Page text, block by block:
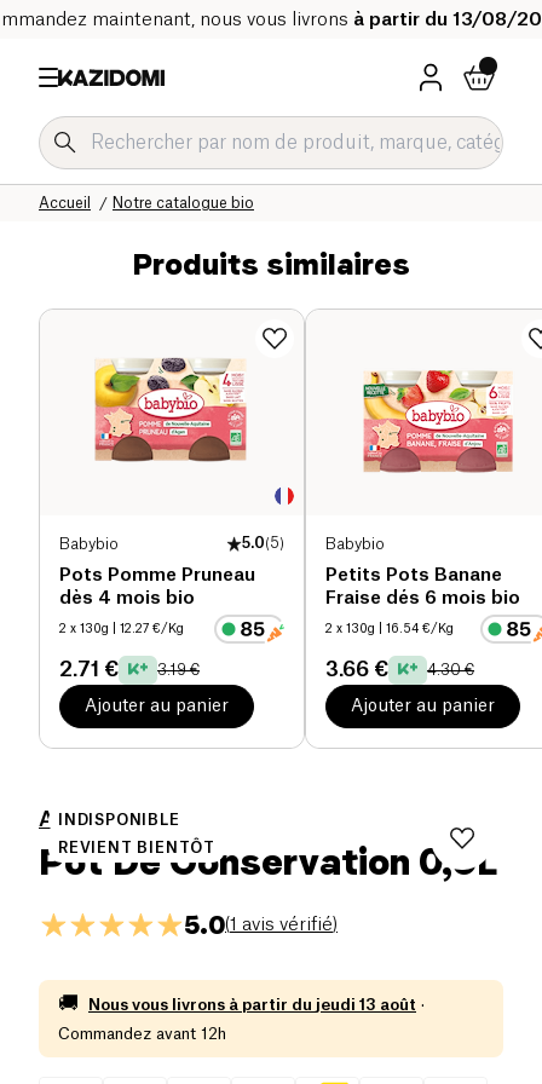
maintenant, nous vous livrons à partir du 13/08/
Notre catalogue bio
Accueil
Produits similaires
Babybio 5.0(5)
Pots Pomme Pruneau
dès 4 mois bio
2 x 130g | 12.27 €/Kg
2.71 € 3.19 €
Ajouter au panier
Babybio
Petits Pots Banane
Fraise dés 6 mois bio
2 x 130g | 16.54 €/Kg
3.66 € 4.30 €
Ajouter au panier
INDISPONIBLE
REVIENT BIENTÔT
Ah ! Table !
Pot De Conservation 0,9L
5.0(1 avis vérifié)
🚚 Nous vous livrons à partir du jeudi 13 août ·
Commandez avant 12h